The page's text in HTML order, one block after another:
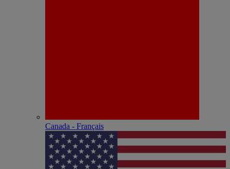
Canada - Français